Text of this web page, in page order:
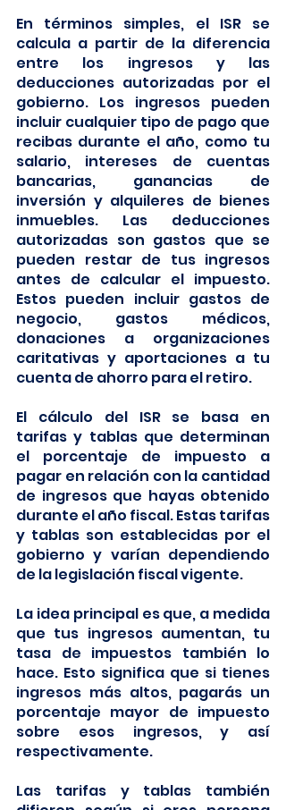
En términos simples, el ISR se
calcula a partir de la diferencia
entre los ingresos y las
deducciones autorizadas por el
gobierno. Los ingresos pueden
incluir cualquier tipo de pago que
recibas durante el año, como tu
salario, intereses de cuentas
bancarias, ganancias de
inversión y alquileres de bienes
inmuebles. Las deducciones
autorizadas son gastos que se
pueden restar de tus ingresos
antes de calcular el impuesto.
Estos pueden incluir gastos de
negocio, gastos médicos,
donaciones a organizaciones
caritativas y aportaciones a tu
cuenta de ahorro para el retiro.
El cálculo del ISR se basa en
tarifas y tablas que determinan
el porcentaje de impuesto a
pagar en relación con la cantidad
de ingresos que hayas obtenido
durante el año fiscal. Estas tarifas
y tablas son establecidas por el
gobierno y varían dependiendo
de la legislación fiscal vigente.
La idea principal es que, a medida
que tus ingresos aumentan, tu
tasa de impuestos también lo
hace. Esto significa que si tienes
ingresos más altos, pagarás un
porcentaje mayor de impuesto
sobre esos ingresos, y así
respectivamente.
Las tarifas y tablas también